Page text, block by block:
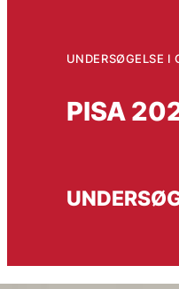
UNDERSØGELSE I
PISA